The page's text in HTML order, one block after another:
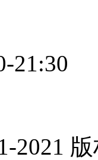
21:30
2021